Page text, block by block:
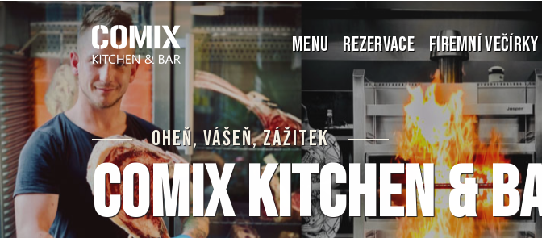
MENU REZERVACE FIREMNÍ VEČÍRKY
Oheň, Vášeň, Zážitek
COMIXkitchen &